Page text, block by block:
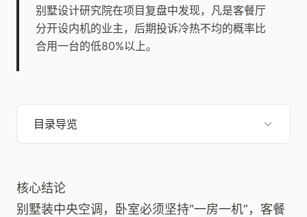
别墅设计研究院在项目复盘中发现，凡是客餐厅
分开设内机的业主，后期投诉冷热不均的概率比
合用一台的低80%以上。
目录导览
核心结论
别墅装中央空调，卧室必须坚持“一房一机”，客餐